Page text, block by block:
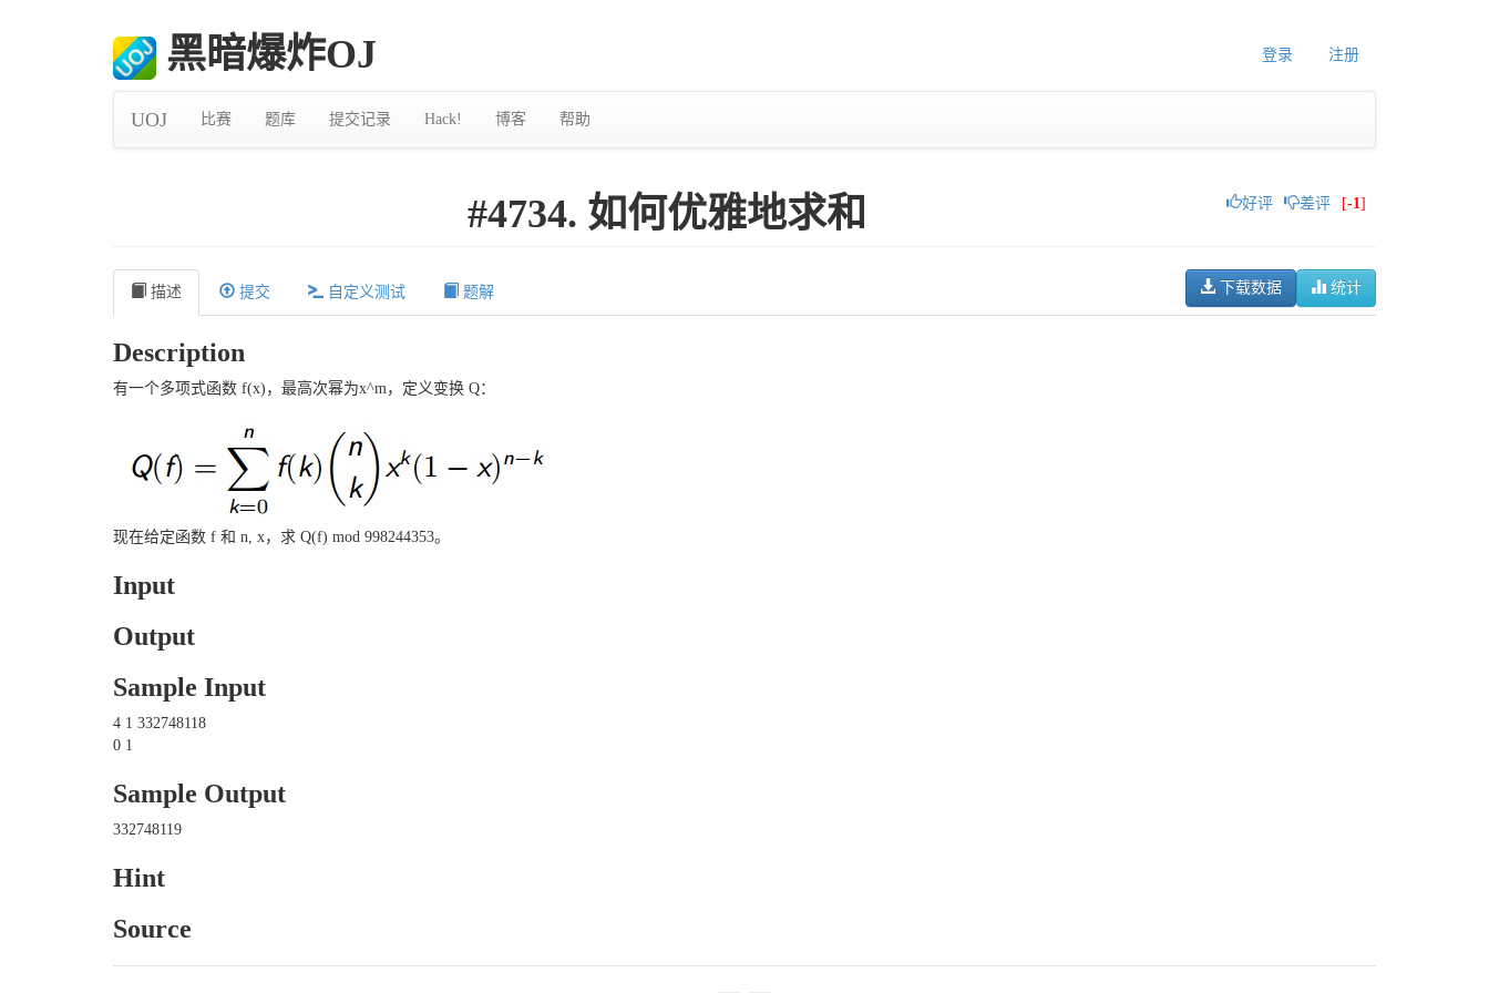
登录 注册
黑暗爆炸OJ
UOJ 比赛 题库 提交记录 Hack! 博客 帮助
好评 差评 [-1]
#4734. 如何优雅地求和
统计
下载数据
描述 提交 自定义测试 题解
Description
有一个多项式函数 f(x)，最高次幂为x^m，定义变换 Q：
现在给定函数 f 和 n, x，求 Q(f) mod 998244353。
Input
Output
Sample Input
4 1 332748118
0 1
Sample Output
332748119
Hint
Source